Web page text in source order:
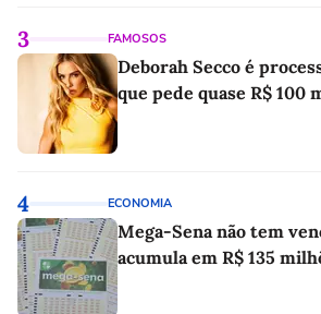
3 FAMOSOS
Deborah Secco é
que pede quase R$ 100
4 ECONOMIA
Mega-Sena não tem
acumula em R$ 135